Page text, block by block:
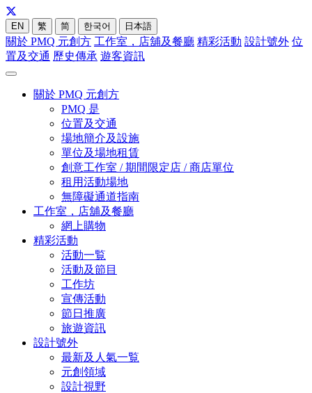
EN 繁 简 한국어 日本語
關於 PMQ 元創方 工作室，店舖及餐廳 精彩活動 設計號外 位
置及交通 歷史傳承 遊客資訊
關於 PMQ 元創方
PMQ 是
位置及交通
場地簡介及設施
單位及場地租賃
創意工作室 / 期間限定店 / 商店單位
租用活動場地
無障礙通道指南
工作室，店舖及餐廳
網上購物
精彩活動
活動一覧
活動及節目
工作坊
宣傳活動
節日推廣
旅遊資訊
設計號外
最新及人氣一覧
元創領域
設計視野